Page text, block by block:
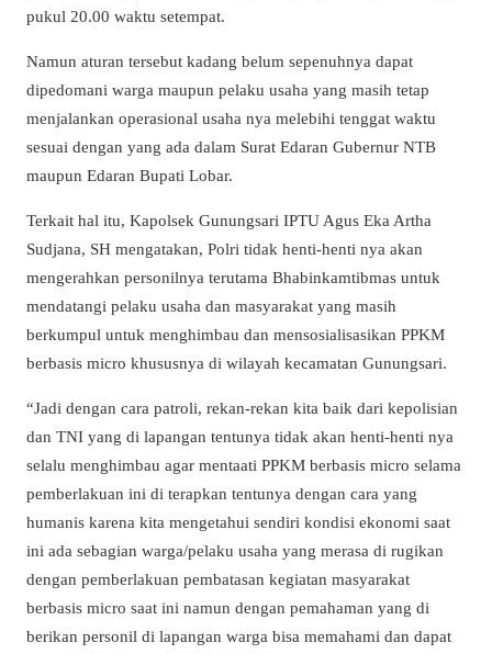
pukul 20.00 waktu setempat.
Namun aturan tersebut kadang belum sepenuhnya dapat
dipedomani warga maupun pelaku usaha yang masih tetap
menjalankan operasional usaha nya melebihi tenggat waktu
sesuai dengan yang ada dalam Surat Edaran Gubernur NTB
maupun Edaran Bupati Lobar.
Terkait hal itu, Kapolsek Gunungsari IPTU Agus Eka Artha
Sudjana, SH mengatakan, Polri tidak henti-henti nya akan
mengerahkan personilnya terutama Bhabinkamtibmas untuk
mendatangi pelaku usaha dan masyarakat yang masih
berkumpul untuk menghimbau dan mensosialisasikan PPKM
berbasis micro khususnya di wilayah kecamatan Gunungsari.
“Jadi dengan cara patroli, rekan-rekan kita baik dari kepolisian
dan TNI yang di lapangan tentunya tidak akan henti-henti nya
selalu menghimbau agar mentaati PPKM berbasis micro selama
pemberlakuan ini di terapkan tentunya dengan cara yang
humanis karena kita mengetahui sendiri kondisi ekonomi saat
ini ada sebagian warga/pelaku usaha yang merasa di rugikan
dengan pemberlakuan pembatasan kegiatan masyarakat
berbasis micro saat ini namun dengan pemahaman yang di
berikan personil di lapangan warga bisa memahami dan dapat